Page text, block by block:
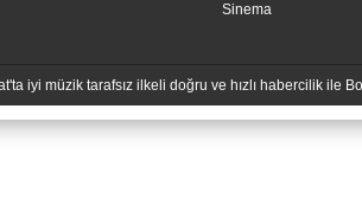
Sinema
iyi müzik tarafsız ilkeli doğru ve hızlı habercilik ile